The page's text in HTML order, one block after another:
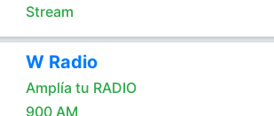
Stream
W Radio
Amplía tu RADIO
900 AM